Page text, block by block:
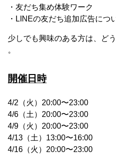
・友だち集め体験ワーク
・LINEの友だち追加広告につ
少しでも興味のある方は、ど
。
開催日時
4/2（火）20:00〜23:00
4/6（土）20:00〜23:00
4/9（火）20:00〜23:00
4/13（土）13:00〜16:00
4/16（火）20:00〜23:00